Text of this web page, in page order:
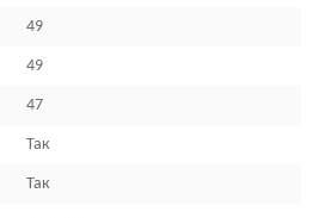
49
49
47
Так
Так